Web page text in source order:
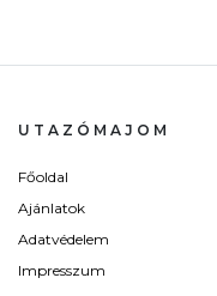
UTAZÓMAJOM
Főoldal
Ajánlatok
Adatvédelem
Impresszum